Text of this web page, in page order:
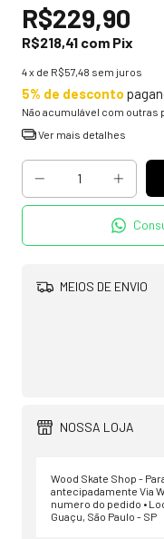
R$229,90
R$218,41 com Pix
4x de R$57,48 sem juros
5% de desconto
Não acumulável com outras
Ver mais detalhes
MEIOS DE ENVIO
NOSSA LOJA
Wood Skate Shop -
antecipadamente Via
numero do pedido •
Guaçu, São Paulo - SP